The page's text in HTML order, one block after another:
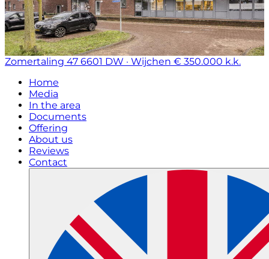
Zomertaling 47 6601 DW · Wijchen € 350.000 k.k.
Home
Media
In the area
Documents
Offering
About us
Reviews
Contact